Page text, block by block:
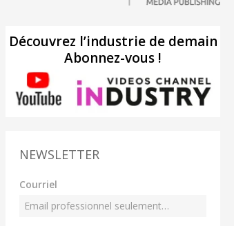
Découvrez l’industrie de demain
Abonnez-vous !
NEWSLETTER
Courriel